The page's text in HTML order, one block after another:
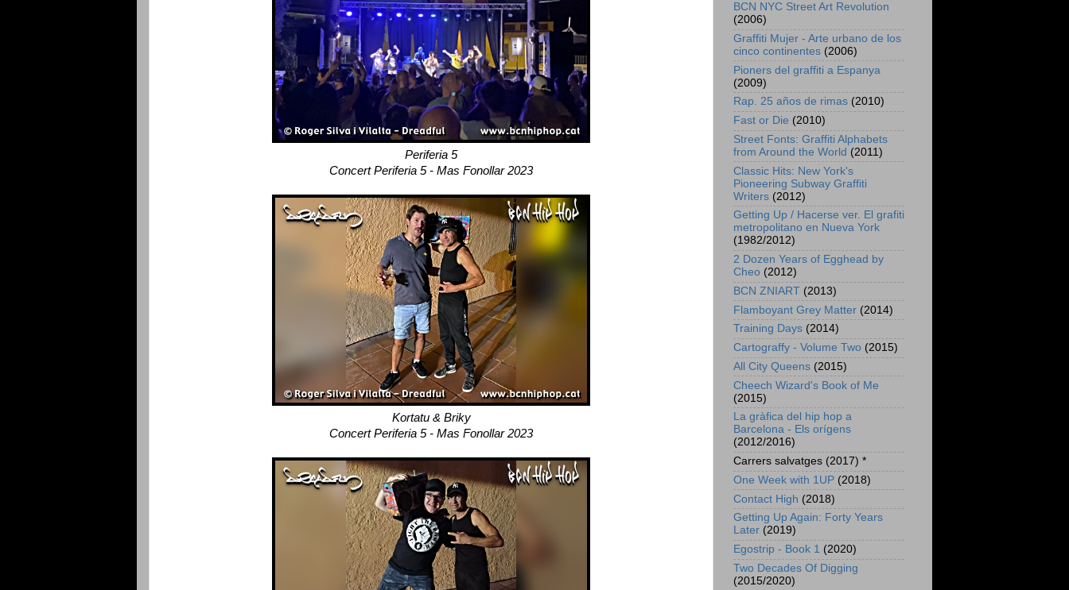
Periferia 5
Concert Periferia 5 - Mas Fonollar 2023
Kortatu & Briky
Concert Periferia 5 - Mas Fonollar 2023
BCN NYC Street Art Revolution
(2006)
Graffiti Mujer - Arte urbano de los
cinco continentes (2006)
Pioners del graffiti a Espanya
(2009)
Rap. 25 años de rimas (2010)
Fast or Die (2010)
Street Fonts: Graffiti Alphabets
from Around the World (2011)
Classic Hits: New York's
Pioneering Subway Graffiti
Writers (2012)
Getting Up / Hacerse ver. El grafiti
metropolitano en Nueva York
(1982/2012)
2 Dozen Years of Egghead by
Cheo (2012)
BCN ZNIART (2013)
Flamboyant Grey Matter (2014)
Training Days (2014)
Cartograffy - Volume Two (2015)
All City Queens (2015)
Cheech Wizard's Book of Me
(2015)
La gràfica del hip hop a
Barcelona - Els orígens
(2012/2016)
Carrers salvatges (2017) *
One Week with 1UP (2018)
Contact High (2018)
Getting Up Again: Forty Years
Later (2019)
Egostrip - Book 1 (2020)
Two Decades Of Digging
(2015/2020)